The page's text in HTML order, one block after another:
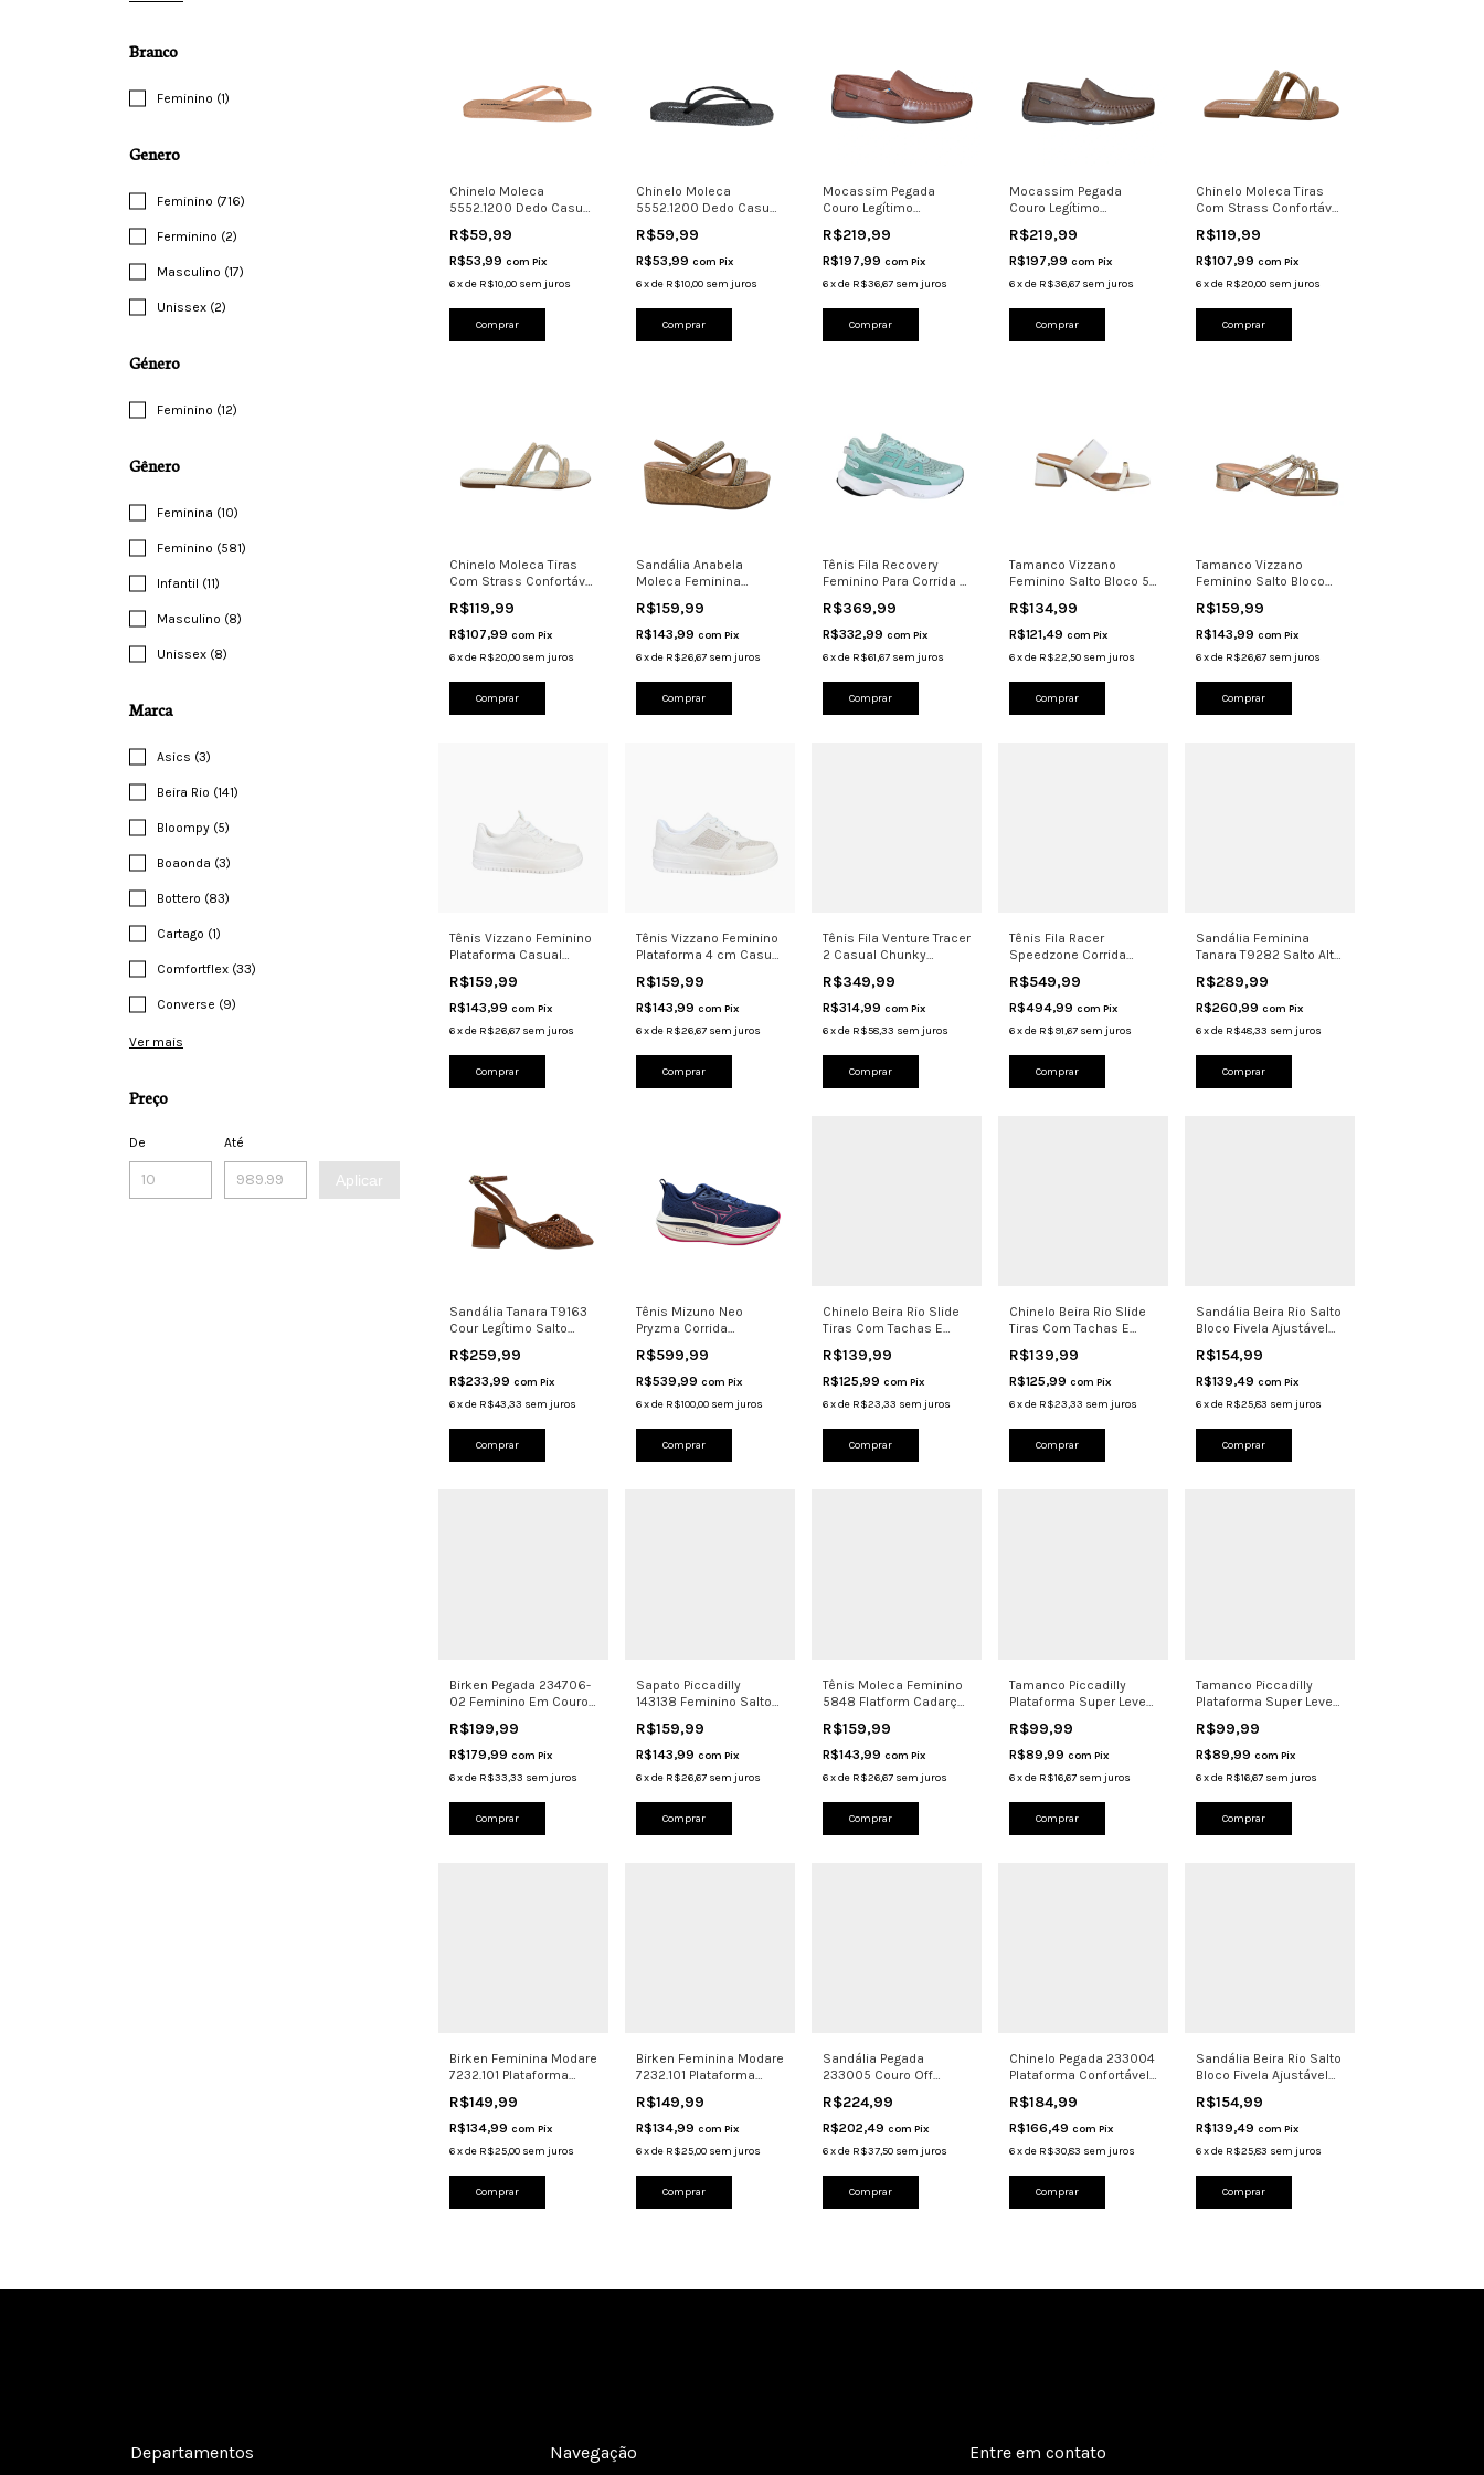
Branco
Feminino (1)
Genero
Feminino (716)
Ferminino (2)
Masculino (17)
Unissex (2)
Género
Feminino (12)
Gênero
Feminina (10)
Feminino (581)
Infantil (11)
Masculino (8)
Unissex (8)
Marca
Asics (3)
Beira Rio (141)
Bloompy (5)
Boaonda (3)
Bottero (83)
Cartago (1)
Comfortflex (33)
Converse (9)
Ver mais
Preço
De Até
Aplicar
Chinelo Moleca
5552.1200 Dedo Casual
R$59,99
R$53,99 com Pix
6xde R$10,00 sem juros
Comprar
Chinelo Moleca
5552.1200 Dedo Casual
R$59,99
R$53,99 com Pix
6xde R$10,00 sem juros
Comprar
Mocassim Pegada
Couro Legítimo
R$219,99
R$197,99 com Pix
6xde R$36,67 sem juros
Comprar
Mocassim Pegada
Couro Legítimo
140773
R$219,99
R$197,99 com Pix
6xde R$36,67 sem juros
Comprar
Chinelo Moleca Tiras
Com Strass Confortável
R$119,99
R$107,99 com Pix
6xde R$20,00 sem juros
Comprar
Chinelo Moleca Tiras
Com Strass Confortável
R$119,99
R$107,99 com Pix
6xde R$20,00 sem juros
Comprar
Sandália Anabela
Moleca Feminina
5566.109
R$159,99
R$143,99 com Pix
6xde R$26,67 sem juros
Comprar
Tênis Fila Recovery
Feminino Para Corrida E
R$369,99
R$332,99 com Pix
6xde R$61,67 sem juros
Comprar
Tamanco Vizzano
Feminino Salto Bloco 5
R$134,99
R$121,49 com Pix
6xde R$22,50 sem juros
Comprar
Tamanco Vizzano
Feminino Salto Bloco
6454.246
R$159,99
R$143,99 com Pix
6xde R$26,67 sem juros
Comprar
Tênis Vizzano Feminino
Plataforma Casual
R$159,99
R$143,99 com Pix
6xde R$26,67 sem juros
Comprar
Tênis Vizzano Feminino
Plataforma 4 cm Casual
R$159,99
R$143,99 com Pix
6xde R$26,67 sem juros
Comprar
Tênis Fila Venture Tracer
2 Casual Chunky
R$349,99
R$314,99 com Pix
6xde R$58,33 sem juros
Comprar
Tênis Fila Racer
Speedzone Corrida
Respirável
R$549,99
R$494,99 com Pix
6xde R$91,67 sem juros
Comprar
Sandália Feminina
Tanara T9282 Salto Alto
R$289,99
R$260,99 com Pix
6xde R$48,33 sem juros
Comprar
Sandália Tanara T9163
Cour Legítimo Salto
R$259,99
R$233,99 com Pix
6xde R$43,33 sem juros
Comprar
Tênis Mizuno Neo
Pryzma Corrida
Amortecimento Marinh
R$599,99
R$539,99 com Pix
6xde R$100,00 sem juros
Comprar
Chinelo Beira Rio Slide
Tiras Com Tachas E
R$139,99
R$125,99 com Pix
6xde R$23,33 sem juros
Comprar
Chinelo Beira Rio Slide
Tiras Com Tachas E
R$139,99
R$125,99 com Pix
6xde R$23,33 sem juros
Comprar
Sandália Beira Rio Salto
Bloco Fivela Ajustável
R$154,99
R$139,49 com Pix
6xde R$25,83 sem juros
Comprar
Birken Pegada 234706-
02 Feminino Em Couro
R$199,99
R$179,99 com Pix
6xde R$33,33 sem juros
Comprar
Sapato Piccadilly
143138 Feminino Salto
R$159,99
R$143,99 com Pix
6xde R$26,67 sem juros
Comprar
Tênis Moleca Feminino
5848 Flatform Cadarço
R$159,99
R$143,99 com Pix
6xde R$26,67 sem juros
Comprar
Tamanco Piccadilly
Plataforma Super Leve
R$99,99
R$89,99 com Pix
6xde R$16,67 sem juros
Comprar
Tamanco Piccadilly
Plataforma Super Leve
R$99,99
R$89,99 com Pix
6xde R$16,67 sem juros
Comprar
Birken Feminina Modare
7232.101 Plataforma
R$149,99
R$134,99 com Pix
6xde R$25,00 sem juros
Comprar
Birken Feminina Modare
7232.101 Plataforma
R$149,99
R$134,99 com Pix
6xde R$25,00 sem juros
Comprar
Sandália Pegada
233005 Couro Off
Confortável
R$224,99
R$202,49 com Pix
6xde R$37,50 sem juros
Comprar
Chinelo Pegada 233004
Plataforma Confortável
R$184,99
R$166,49 com Pix
6xde R$30,83 sem juros
Comprar
Sandália Beira Rio Salto
Bloco Fivela Ajustável
R$154,99
R$139,49 com Pix
6xde R$25,83 sem juros
Comprar
Departamentos Navegação Entre em contato